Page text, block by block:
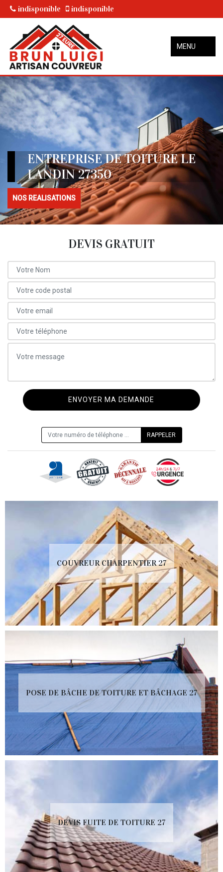
indisponible indisponible
MENU
ENTREPRISE DE TOITURE LE
LANDIN 27350
NOS REALISATIONS
DEVIS GRATUIT
COUVREUR CHARPENTIER 27
POSE DE BÂCHE DE TOITURE ET BÂCHAGE 27
DEVIS FUITE DE TOITURE 27